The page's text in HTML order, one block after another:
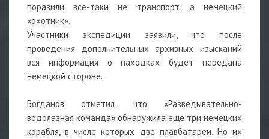
поразили все-таки не транспорт, а немецкий
«охотник».
Участники экспедиции заявили, что после
проведения дополнительных архивных изысканий
вся информация о находках будет передана
немецкой стороне.
Богданов отметил, что «Разведывательно-
водолазная команда» обнаружила еще три немецких
корабля, в числе которых две плавбатареи. Но их